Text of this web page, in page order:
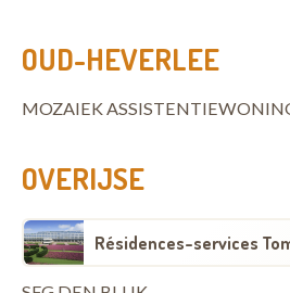
OUD-HEVERLEE
MOZAIEK
OVERIJSE
Résidences-services